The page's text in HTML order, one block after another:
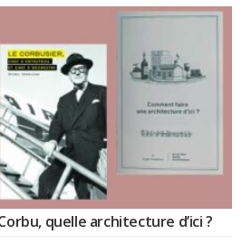
quelle architecture d’ici ?